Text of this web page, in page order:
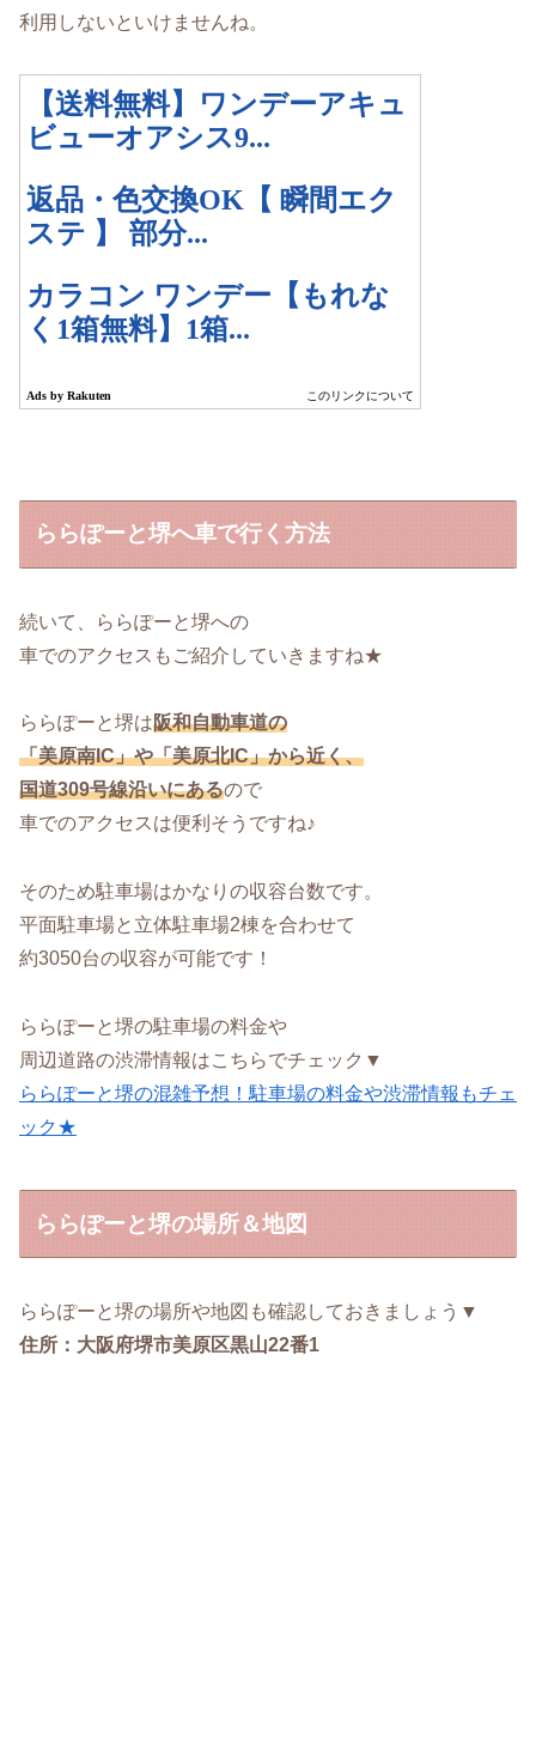
利用しないといけませんね。
ららぽーと堺へ車で行く方法
続いて、ららぽーと堺への
車でのアクセスもご紹介していきますね★
ららぽーと堺は阪和自動車道の
「美原南IC」や「美原北IC」から近く、
国道309号線沿いにあるので
車でのアクセスは便利そうですね♪
そのため駐車場はかなりの収容台数です。
平面駐車場と立体駐車場2棟を合わせて
約3050台の収容が可能です！
ららぽーと堺の駐車場の料金や
周辺道路の渋滞情報はこちらでチェック▼
ららぽーと堺の混雑予想！駐車場の料金や渋滞情報もチェ
ック★
ららぽーと堺の場所＆地図
ららぽーと堺の場所や地図も確認しておきましょう▼
住所：大阪府堺市美原区黒山22番1